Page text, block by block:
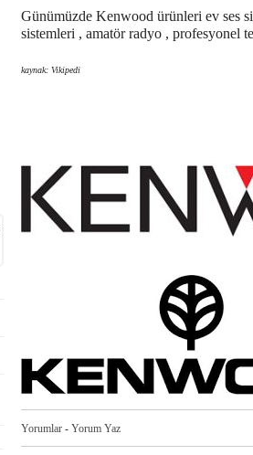
Günümüzde Kenwood ürünleri ev ses
sistemleri , amatör radyo , profesyonel
kaynak: Vikipedi
Yorumlar - Yorum Yaz